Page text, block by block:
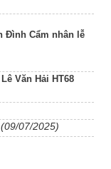
Đình Cẩm nhân lễ
Văn Hải HT68
(09/07/2025)